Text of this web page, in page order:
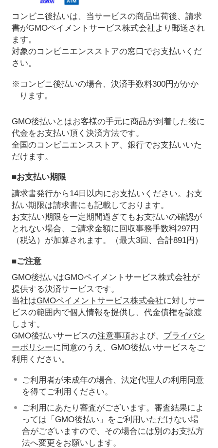
コンビニ後払いは、当サービスの商品出荷後、請求
書がGMOペイメントサービス株式会社より郵送され
ます。
対象のコンビニエンスストアの窓口でお支払いくだ
さい。
※コンビニ後払いの場合、決済手数料300円がかか
ります。
GMO後払いとはお客様の手元に商品が到着した後に
代金をお支払い頂く決済方法です。
全国のコンビニエンスストア、銀行でお支払いいた
だけます。
■お支払い期限
請求書発行から14日以内にお支払いください。お支
払い期限は請求書にも記載しております。
お支払い期限を一定期間過ぎてもお支払いの確認が
とれない場合、ご請求金額に回収事務手数料297円
（税込）が加算されます。（最大3回、合計891円）
■ご注意
GMO後払いはGMOペイメントサービス株式会社が
提供する決済サービスです。
当社はGMOペイメントサービス株式会社に対しサー
ビスの範囲内で個人情報を提供し、代金債権を譲渡
します。
GMO後払いサービスの注意事項および、 プライバシ
ーポリシーに同意のうえ、GMO後払いサービスをご
利用ください。
ご利用者が未成年の場合、法定代理人の利用同意
を得てご利用ください。
ご利用にあたり審査がございます。審査結果によ
っては「GMO後払い」をご利用いただけない場
合がございますので、その場合には別のお支払方
法へ変更をお願いします。